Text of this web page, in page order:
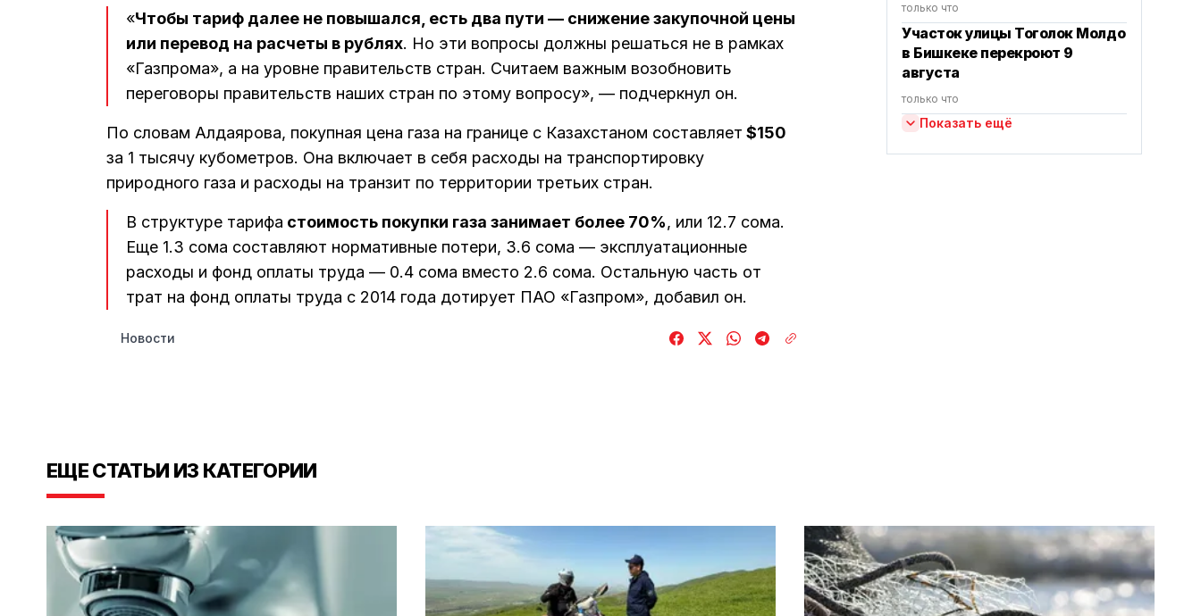
«Чтобы тариф далее не повышался, есть два пути — снижение закупочной цены
или перевод на расчеты в рублях. Но эти вопросы должны решаться не в рамках
«Газпрома», а на уровне правительств стран. Считаем важным возобновить
переговоры правительств наших стран по этому вопросу», — подчеркнул он.
По словам Алдаярова, покупная цена газа на границе с Казахстаном составляет $150
за 1 тысячу кубометров. Она включает в себя расходы на транспортировку
природного газа и расходы на транзит по территории третьих стран.
В структуре тарифа стоимость покупки газа занимает более 70%, или 12.7 сома.
Еще 1.3 сома составляют нормативные потери, 3.6 сома — эксплуатационные
расходы и фонд оплаты труда — 0.4 сома вместо 2.6 сома. Остальную часть от
трат на фонд оплаты труда с 2014 года дотирует ПАО «Газпром», добавил он.
Новости
только что
Участок улицы Тоголок Молдо
в Бишкеке перекроют 9
августа
только что
Показать ещё
ЕЩЕ СТАТЬИ ИЗ КАТЕГОРИИ